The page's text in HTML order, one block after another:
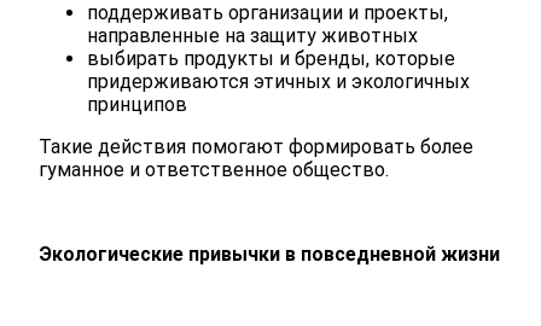
поддерживать организации и проекты,
направленные на защиту животных
выбирать продукты и бренды, которые
придерживаются этичных и экологичных
принципов
Такие действия помогают формировать более
гуманное и ответственное общество.
Экологические привычки в повседневной жизни